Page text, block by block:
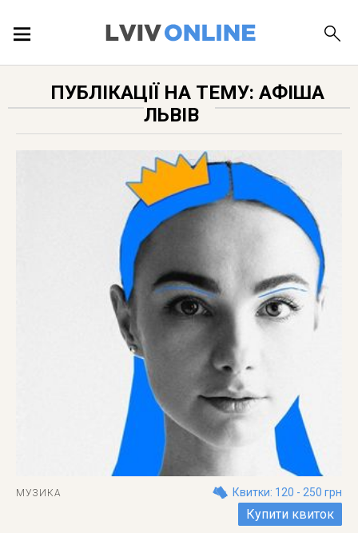
ПУБЛІКАЦІЇ НА ТЕМУ: АФІША
ЛЬВІВ
МУЗИКА Квитки: 120 - 250 грн
Купити квиток